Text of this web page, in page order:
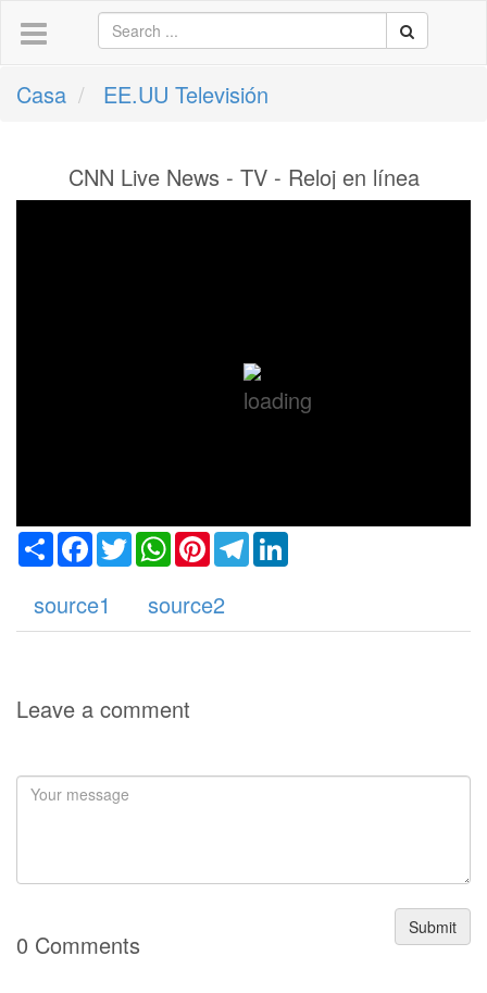
Casa EE.UU Televisión
CNN Live News - TV - Reloj en línea
ShareFacebook
TwitterWhatsApp
PinterestTelegram
source1 source2
Leave a comment
Submit
0 Comments